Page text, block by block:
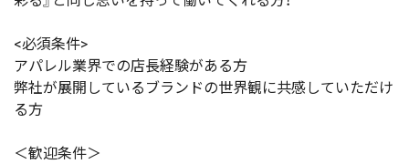
<必須条件>
アパレル業界での店長経験がある方
弊社が展開しているブランドの世界観に共感していただけ
る方
＜歓迎条件＞